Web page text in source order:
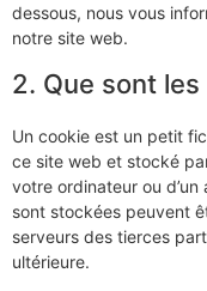
dessous, nous vous
notre site web.
2. Que sont
Un cookie est un petit
ce site web et stocké
votre ordinateur ou
sont stockées peuvent
serveurs des tierces
ultérieure.